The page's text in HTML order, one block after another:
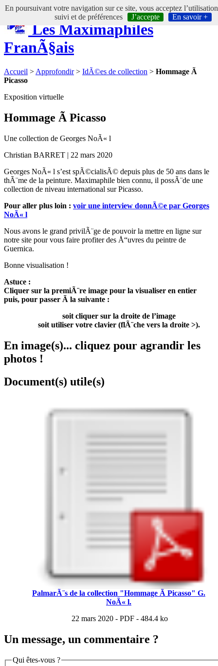
En poursuivant votre navigation sur ce site, vous acceptez
suivi et de préférences
J’accepte En savoir +
Les Maximaphiles
FranÃ§ais
Accueil > Approfondir> IdÃ©es de collection > Hommage Ã
Picasso
Exposition virtuelle
Hommage Ã Picasso
Une collection de Georges NoÃ« l
Christian BARRET | 22 mars 2020
Georges NoÃ« l s’est spÃ©cialisÃ© depuis plus de 50 ans dans le
thÃ¨me de la peinture. Maximaphile bien connu, il possÃ¨de une
collection de niveau international sur Picasso.
Pour aller plus loin : voir une interview donnÃ©e par Georges
NoÃ« l
Nous avons le grand privilÃ¨ge de pouvoir la mettre en ligne sur
notre site pour vous faire profiter des Å“uvres du peintre de
Guernica.
Bonne visualisation !
Astuce :
Cliquer sur la premiÃ¨re image pour la visualiser en entier
puis, pour passer Ã la suivante :
soit cliquer sur la droite de l’image
soit utiliser votre clavier (flÃ¨che vers la droite >).
En image(s)... cliquez pour agrandir les
photos !
Document(s) utile(s)
PalmarÃ¨s de la collection "Hommage Ã Picasso" G.
NoÃ« l.
22 mars 2020 - PDF - 484.4 ko
Un message, un commentaire ?
Qui êtes-vous ?